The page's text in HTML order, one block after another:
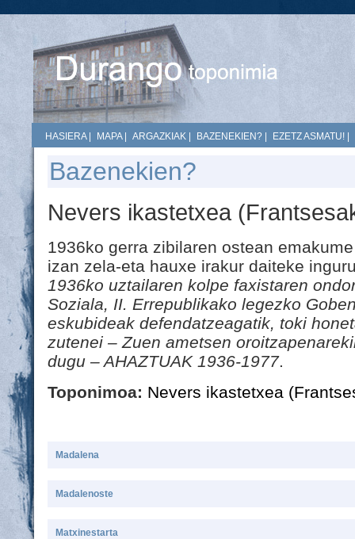
HASIERA| MAPA| ARGAZKIAK BAZENEKIEN? EZETZ ASMATU!
Bazenekien?
Nevers ikastetxea
1936ko gerra zibilaren ostean
izan zela-eta hauxe irakur daiteke
1936ko uztailaren kolpe faxistaren
Soziala, II. Errepublikako legezko
eskubideak defendatzeagatik, toki
zutenei – Zuen ametsen
dugu – AHAZTUAK 1936-1977.
Toponimoa: Nevers ikastetxea
Madalena
Madalenoste
Matxinestarta